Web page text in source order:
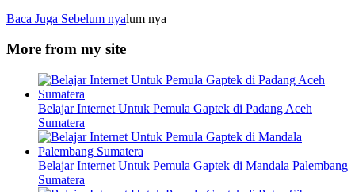
Baca Juga Sebelum nyalum nya
More from my site
Belajar Internet Untuk Pemula Gaptek di Padang Aceh
Sumatera
Belajar Internet Untuk Pemula Gaptek di Mandala Palembang
Sumatera